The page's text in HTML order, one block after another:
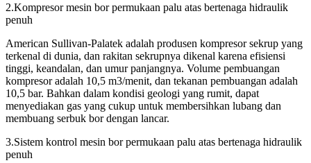
2.Kompresor mesin bor permukaan palu atas bertenaga hidraulik
penuh
American Sullivan-Palatek adalah produsen kompresor sekrup yang
terkenal di dunia, dan rakitan sekrupnya dikenal karena efisiensi
tinggi, keandalan, dan umur panjangnya. Volume pembuangan
kompresor adalah 10,5 m3/menit, dan tekanan pembuangan adalah
10,5 bar. Bahkan dalam kondisi geologi yang rumit, dapat
menyediakan gas yang cukup untuk membersihkan lubang dan
membuang serbuk bor dengan lancar.
3.Sistem kontrol mesin bor permukaan palu atas bertenaga hidraulik
penuh